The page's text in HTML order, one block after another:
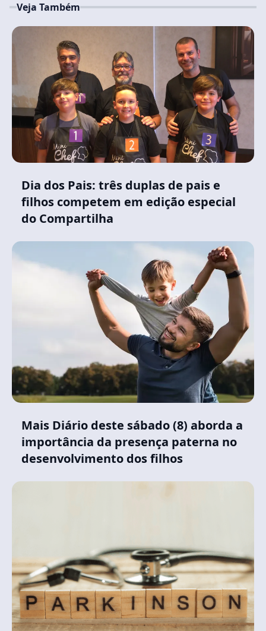
Veja Também
Dia dos Pais: três duplas de pais e
filhos competem em edição especial
do Compartilha
Mais Diário deste sábado (8) aborda a
importância da presença paterna no
desenvolvimento dos filhos